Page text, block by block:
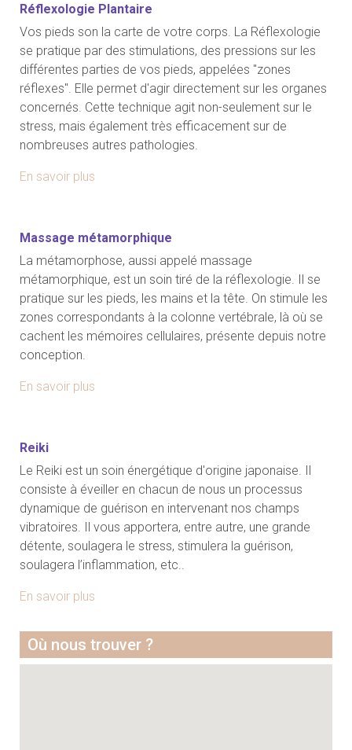
Réflexologie Plantaire
Vos pieds son la carte de votre corps. La Réflexologie
se pratique par des stimulations, des pressions sur les
différentes parties de vos pieds, appelées "zones
réflexes". Elle permet d'agir directement sur les organes
concernés. Cette technique agit non-seulement sur le
stress, mais également très efficacement sur de
nombreuses autres pathologies.
En savoir plus
Massage métamorphique
La métamorphose, aussi appelé massage
métamorphique, est un soin tiré de la réflexologie. Il se
pratique sur les pieds, les mains et la tête. On stimule les
zones correspondants à la colonne vertébrale, là où se
cachent les mémoires cellulaires, présente depuis notre
conception.
En savoir plus
Reiki
Le Reiki est un soin énergétique d'origine japonaise. Il
consiste à éveiller en chacun de nous un processus
dynamique de guérison en intervenant nos champs
vibratoires. Il vous apportera, entre autre, une grande
détente, soulagera le stress, stimulera la guérison,
soulagera l’inflammation, etc..
En savoir plus
Où nous trouver ?